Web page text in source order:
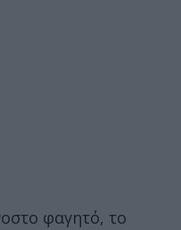
φαγητό, το